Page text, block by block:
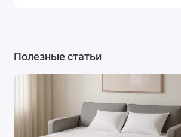
Полезные статьи